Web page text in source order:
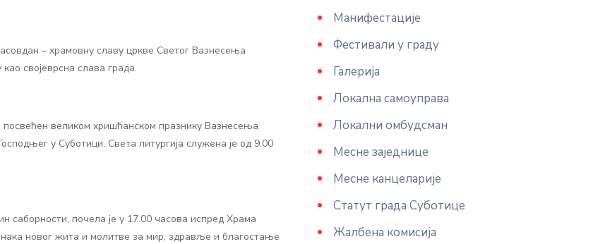
– храмовну славу цркве Светог Вазнесења
својеврсна слава града.
великом хришћанском празнику Вазнесења
у Суботици. Света литургија служена је од 9.00
саборности, почела је у 17.00 часова испред Храма
новог жита и молитве за мир, здравље и благостање
Манифестације
Фестивали у граду
Галерија
Локална самоуправа
Локални омбудсман
Месне заједнице
Месне канцеларије
Статут града Суботице
Жалбена комисија